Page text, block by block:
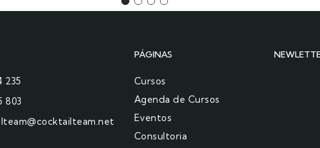
235
803
PÁGINAS
Cursos
Agenda de Cursos
Eventos
Consultoria